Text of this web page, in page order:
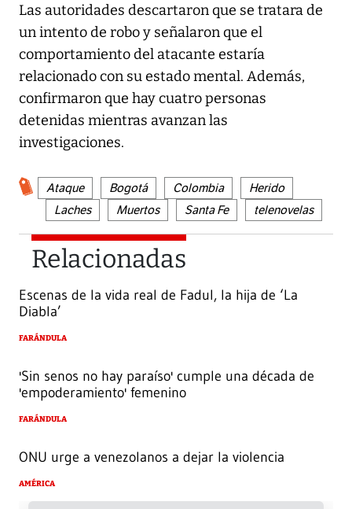
Las autoridades descartaron que se tratara de
un intento de robo y señalaron que el
comportamiento del atacante estaría
relacionado con su estado mental. Además,
confirmaron que hay cuatro personas
detenidas mientras avanzan las
investigaciones.
Ataque Bogotá Colombia
Herido
Laches
Muertos Santa Fe telenovelas
Relacionadas
Escenas de la vida real de Fadul, la hija de ‘La
Diabla’
FARÁNDULA
'Sin senos no hay paraíso' cumple una década de
'empoderamiento' femenino
FARÁNDULA
ONU urge a venezolanos a dejar la violencia
AMÉRICA